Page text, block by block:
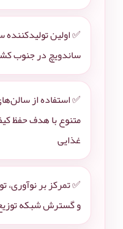
✅ اولین
ساندویچ در جنوب
✅ استفاده از
متنوع با هدف حفظ
غذایی
✅ تمرکز بر
و گسترش شبکه